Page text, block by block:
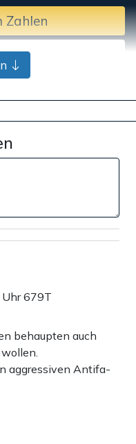
Zahlen
Uhr679T
behaupten auch
aggressiven Antifa-